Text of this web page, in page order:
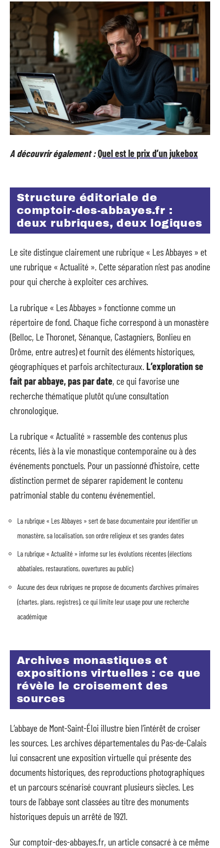
A découvrir également :Quel est le prix d’un jukebox
Structure éditoriale de
comptoir-des-abbayes.fr :
deux rubriques, deux logiques
Le site distingue clairement une rubrique « Les Abbayes » et
une rubrique « Actualité ». Cette séparation n’est pas anodine
pour qui cherche à exploiter ces archives.
La rubrique « Les Abbayes » fonctionne comme un
répertoire de fond. Chaque fiche correspond à un monastère
(Belloc, Le Thoronet, Sénanque, Castagniers, Bonlieu en
Drôme, entre autres) et fournit des éléments historiques,
géographiques et parfois architecturaux. L’exploration se
fait par abbaye, pas par date, ce qui favorise une
recherche thématique plutôt qu’une consultation
chronologique.
La rubrique « Actualité » rassemble des contenus plus
récents, liés à la vie monastique contemporaine ou à des
événements ponctuels. Pour un passionné d’histoire, cette
distinction permet de séparer rapidement le contenu
patrimonial stable du contenu événementiel.
La rubrique « Les Abbayes » sert de base documentaire pour identifier un
monastère, sa localisation, son ordre religieux et ses grandes dates
La rubrique « Actualité » informe sur les évolutions récentes (élections
abbatiales, restaurations, ouvertures au public)
Aucune des deux rubriques ne propose de documents d’archives primaires
(chartes, plans, registres), ce qui limite leur usage pour une recherche
académique
Archives monastiques et
expositions virtuelles : ce que
révèle le croisement des
sources
L’abbaye de Mont-Saint-Éloi illustre bien l’intérêt de croiser
les sources. Les archives départementales du Pas-de-Calais
lui consacrent une exposition virtuelle qui présente des
documents historiques, des reproductions photographiques
et un parcours scénarisé couvrant plusieurs siècles. Les
tours de l’abbaye sont classées au titre des monuments
historiques depuis un arrêté de 1921.
Sur comptoir-des-abbayes.fr, un article consacré à ce même